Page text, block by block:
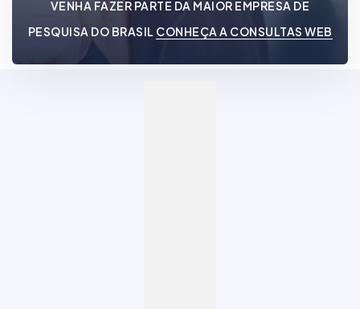
VENHA FAZER PARTE DA MAIOR EMPRESA DE
PESQUISA DO BRASIL CONHEÇA A CONSULTAS WEB